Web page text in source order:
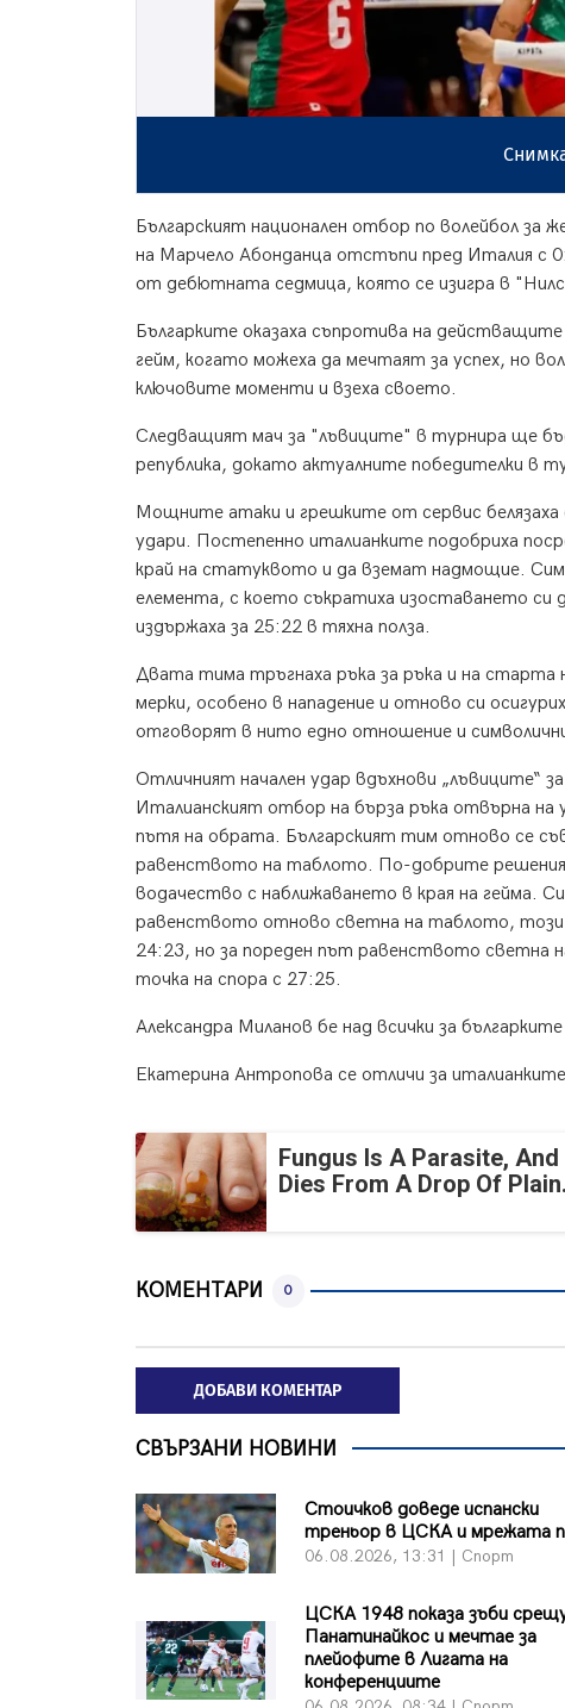
Българският национален отбор по волейбол за
на Марчело Абонданца отстъпи пред Италия с
от дебютната седмица, която се изигра в
Българките оказаха съпротива на
гейм, когато можеха да мечтаят за успех, но
ключовите моменти и взеха своето.
Следващият мач за "лъвиците" в турнира ще
република, докато актуалните победителки в
Мощните атаки и грешките от сервис
удари. Постепенно италианките подобриха
край на статуквото и да вземат надмощие.
елемента, с което съкратиха изоставането
издържаха за 25:22 в тяхна полза.
Двата тима тръгнаха ръка за ръка и на
мерки, особено в нападение и отново си
отговорят в нито едно отношение и
Отличният начален удар вдъхнови
Италианският отбор на бърза ръка отвърна на
пътя на обрата. Българският тим отново се
равенството на таблото. По-добрите
водачество с наближаването в края на гейма.
равенството отново светна на таблото, този
24:23, но за пореден път равенството светна
точка на спора с 27:25.
Александра Миланов бе над всички за
Екатерина Антропова се отличи за
Fungus Is A Parasite, And
Dies From A Drop Of
КОМЕНТАРИ 0
ДОБАВИ КОМЕНТАР
СВЪРЗАНИ НОВИНИ
Стоичков доведе испански
треньор в ЦСКА и мрежата
06.08.2026, 13:31 | Спорт
ЦСКА 1948 показа зъби
Панатинайкос и мечтае за
плейофите в Лигата на
конференциите